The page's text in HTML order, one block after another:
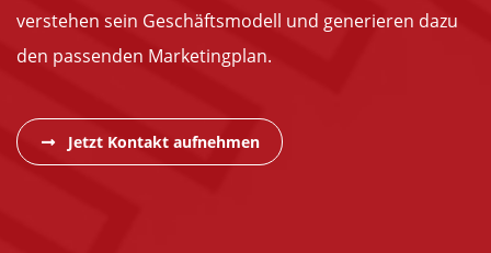
verstehen sein Geschäftsmodell und generieren dazu
den passenden Marketingplan.
Jetzt Kontakt aufnehmen